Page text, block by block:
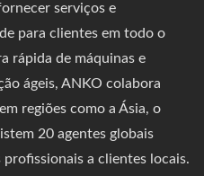
serviços e
para clientes em todo o
rápida de máquinas e
ágeis, ANKO colabora
regiões como a Ásia, o
20 agentes globais
a clientes locais.